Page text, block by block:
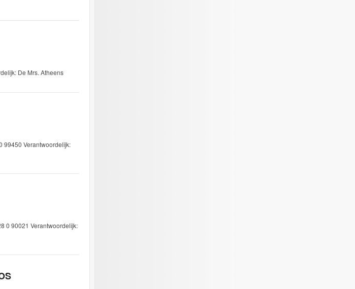
De Mrs. Atheens
99450 Verantwoordelijk:
0 90021 Verantwoordelijk: